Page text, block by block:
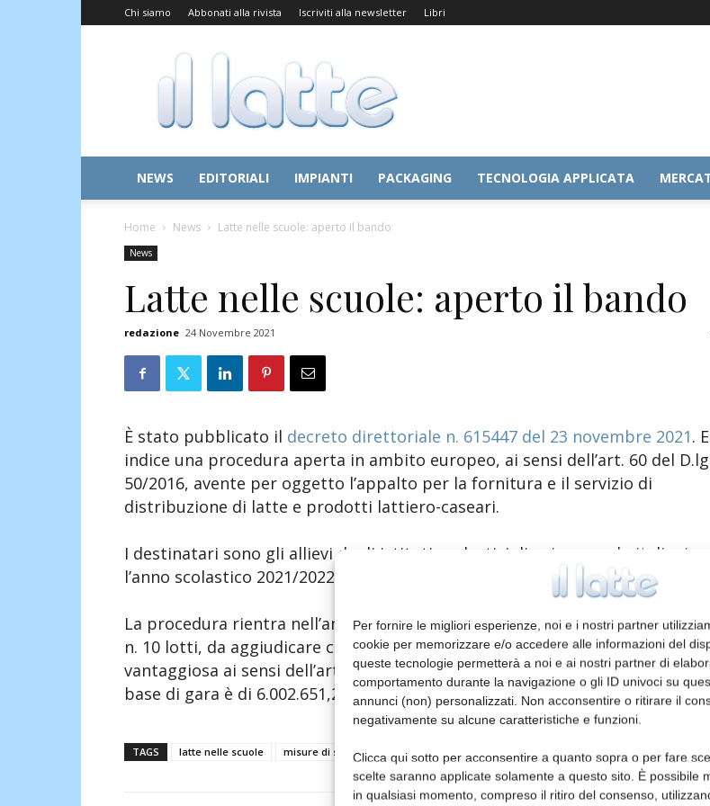
Per fornire le migliori esperienze, noi e i nostri partner
cookie per memorizzare e/o accedere alle informazioni del
queste tecnologie permetterà a noi e ai nostri partner di
comportamento durante la navigazione o gli ID univoci su
annunci (non) personalizzati. Non acconsentire o ritirare il
negativamente su alcune caratteristiche e funzioni.
Clicca qui sotto per acconsentire a quanto sopra o per fare
scelte saranno applicate solamente a questo sito. È possibile
in qualsiasi momento, compreso il ritiro del consenso,
Chi siamo Abbonati alla rivista Iscriviti alla newsletter Libri
Il
Latte
NEWS EDITORIALI IMPIANTI PACKAGING TECNOLOGIA APPLICATA
Home News Latte nelle scuole: aperto il bando
News
Latte nelle scuole: aperto il bando
redazione 24 Novembre 2021
È stato pubblicato il decreto direttoriale n. 615447 del 23 novembre 2021.
indice una procedura aperta in ambito europeo, ai sensi dell’art. 60 del
50/2016, avente per oggetto l’appalto per la fornitura e il servizio di
distribuzione di latte e prodotti lattiero-caseari.
I destinatari sono gli allievi degli istituti scolastici di primo grado italiani per
l’anno scolastico 2021/2022.
La procedura rientra nell’ambito del Programma “Latte nelle scuole”. È
n. 10 lotti, da aggiudicare con il criterio dell’offerta economicamente più
vantaggiosa ai sensi dell’art. 95 del D.lgs. n. 50/2016. Il valore complessivo
base di gara è di 6.002.651,25€.
TAGS latte nelle scuole misure di sostegno